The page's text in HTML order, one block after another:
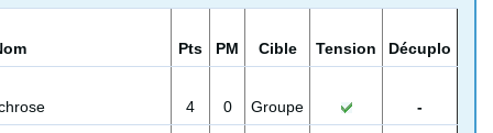
Pts PM Cible Tension Décuplo
4 0 Groupe -